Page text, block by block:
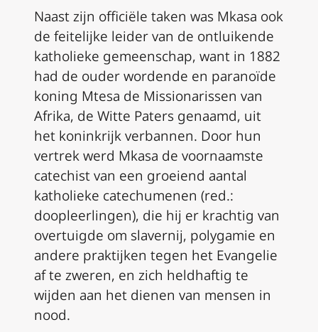
Naast zijn officiële taken was Mkasa ook
de feitelijke leider van de ontluikende
katholieke gemeenschap, want in 1882
had de ouder wordende en paranoïde
koning Mtesa de Missionarissen van
Afrika, de Witte Paters genaamd, uit
het koninkrijk verbannen. Door hun
vertrek werd Mkasa de voornaamste
catechist van een groeiend aantal
katholieke catechumenen (red.:
doopleerlingen), die hij er krachtig van
overtuigde om slavernij, polygamie en
andere praktijken tegen het Evangelie
af te zweren, en zich heldhaftig te
wijden aan het dienen van mensen in
nood.